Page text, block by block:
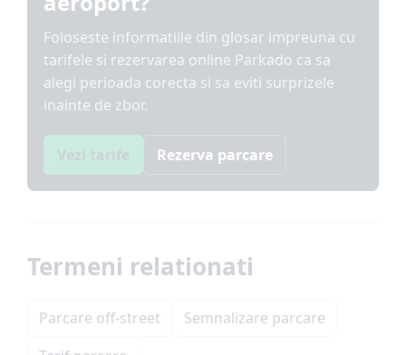
Foloseste informatiile din glosar impreuna cu
tarifele si rezervarea online Parkado ca sa
alegi perioada corecta si sa eviti surprizele
inainte de zbor.
Vezi tarife Rezerva parcare
Termeni relationati
Parcare off-street
Semnalizare parcare